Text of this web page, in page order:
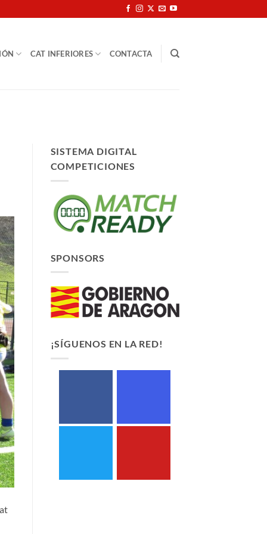
CAT INFERIORES CONTACTA
SISTEMA DIGITAL
COMPETICIONES
SPONSORS
¡SÍGUENOS EN LA RED!